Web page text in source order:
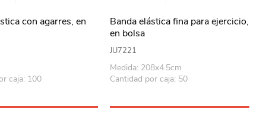
con agarres, en
caja: 100
Banda elástica fina para ejercicio,
en bolsa
JU7221
Medida: 208x4.5cm
Cantidad por caja: 50